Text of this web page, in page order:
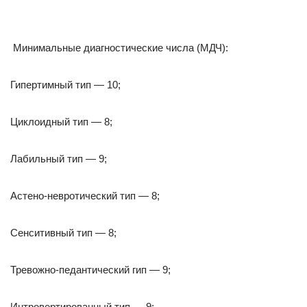
Минимальные диагностические числа (МДЧ):
Гипертимный тип — 10;
Циклоидный тип — 8;
Лабильный тип — 9;
Астено-невротический тип — 8;
Сенситивный тип — 8;
Тревожно-педантический гип — 9;